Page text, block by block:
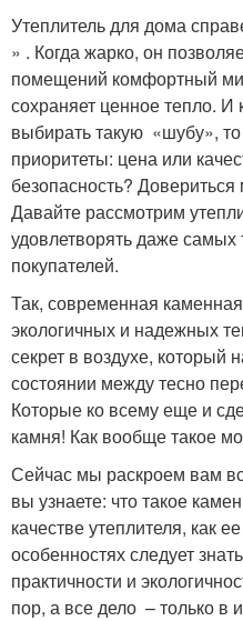
Утеплитель для дома
» . Когда жарко, он
помещений комфортный
сохраняет ценное тепло. И
выбирать такую «шубу»,
приоритеты: цена или
безопасность?
Давайте рассмотрим
удовлетворять даже самых
покупателей.
Так, современная
экологичных и надежных
секрет в воздухе, который
состоянии между тесно
Которые ко всему еще и
камня! Как вообще такое
Сейчас мы раскроем вам
вы узнаете: что такое
качестве утеплителя, как
особенностях следует
практичности и
пор, а все дело – только в